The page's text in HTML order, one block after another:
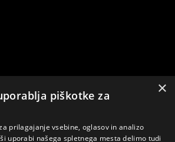
×
piškotke za
prilagajanje vsebine, oglasov in analizo
uporabi našega spletnega mesta delimo tudi